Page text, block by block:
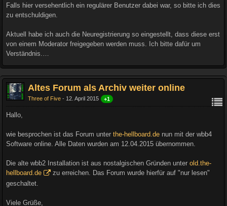
Falls hier versehentlich ein regulärer Benutzer dabei war, so bitte ich dies
zu entschuldigen.
Aktuell habe ich auch die Neuregistrierung so eingestellt, dass diese erst
von einem Moderator freigegeben werden muss. Ich bitte dafür um
Verständnis.…
Altes Forum als Archiv weiter online
Three of Five 12. April 2015 +1
Hallo,
wie besprochen ist das Forum unter the-hellboard.de nun mit der wbb4
Software online. Alle Daten wurden am 12.04.2015 übernommen.
Die alte wbb2 Installation ist aus nostalgischen Gründen unter old.the-
hellboard.de
zu erreichen. Das Forum wurde hierfür auf "nur lesen"
geschaltet.
Viele Grüße,